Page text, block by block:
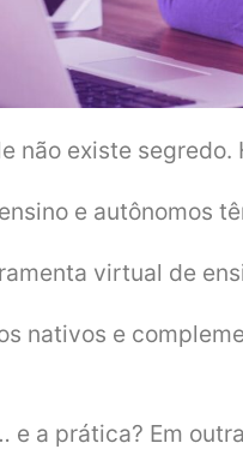
não existe
e autônomos
virtual de
nativos e
e a prática? Em